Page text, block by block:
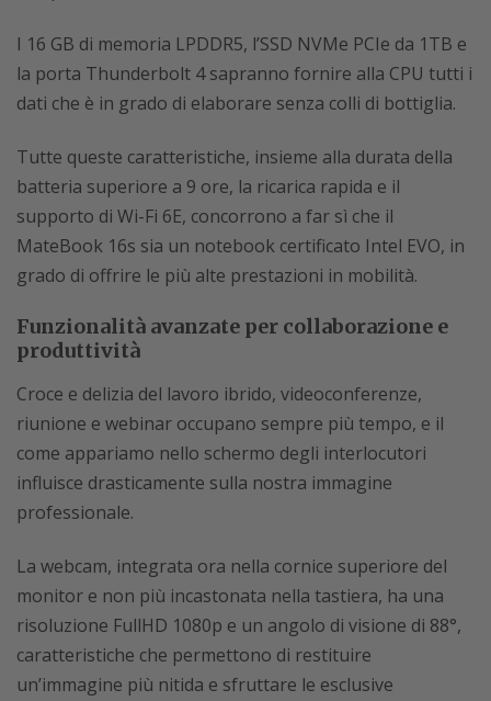
I 16 GB di memoria LPDDR5, l’SSD NVMe PCIe da 1TB e
la porta Thunderbolt 4 sapranno fornire alla CPU tutti i
dati che è in grado di elaborare senza colli di bottiglia.
Tutte queste caratteristiche, insieme alla durata della
batteria superiore a 9 ore, la ricarica rapida e il
supporto di Wi-Fi 6E, concorrono a far sì che il
MateBook 16s sia un notebook certificato Intel EVO, in
grado di offrire le più alte prestazioni in mobilità.
Funzionalità avanzate per collaborazione e
produttività
Croce e delizia del lavoro ibrido, videoconferenze,
riunione e webinar occupano sempre più tempo, e il
come appariamo nello schermo degli interlocutori
influisce drasticamente sulla nostra immagine
professionale.
La webcam, integrata ora nella cornice superiore del
monitor e non più incastonata nella tastiera, ha una
risoluzione FullHD 1080p e un angolo di visione di 88°,
caratteristiche che permettono di restituire
un’immagine più nitida e sfruttare le esclusive